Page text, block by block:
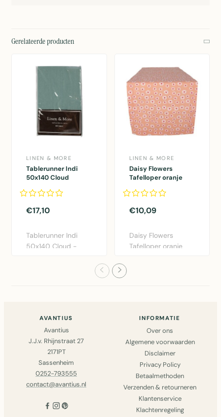
Gerelateerde producten
LINEN & MORE
Tablerunner Indi
50x140 Cloud
€17,10
Tablerunner Indi
50x140 Cloud -
LINEN & MORE
Daisy Flowers
Tafelloper oranje
€10,09
Daisy Flowers
Tafelloper oranje
AVANTIUS
Avantius
J.J.v. Rhijnstraat 27
2171PT
Sassenheim
0252-793555
contact@avantius.nl
INFORMATIE
Over ons
Algemene voorwaarden
Disclaimer
Privacy Policy
Betaalmethoden
Verzenden & retourneren
Klantenservice
Klachtenregeling